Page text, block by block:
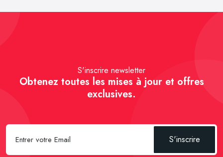
S'inscrire newsletter
Obtenez toutes les mises à jour et offres
exclusives.
S'inscrire